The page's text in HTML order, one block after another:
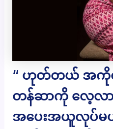
“ ဟုတ်တယ် အကိုရဲ့
တန်ဆာကို လေ့လ
အပေးအယူလုပ်မ